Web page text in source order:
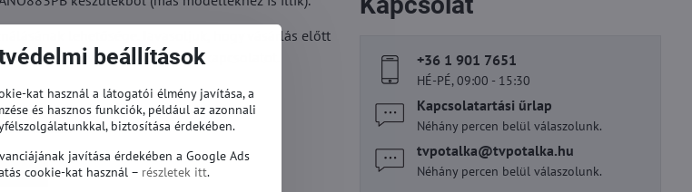
lehetősége. Javasoljuk, hogy vásárlás előtt
kérjük, vegye fel velünk a kapcsolatot.
TV
+36 1 901 7651
HÉ-PÉ, 09:00 - 15:30
Kapcsolatartási űrlap
Néhány percen belül válaszolunk.
tvpotalka​@tvpotalka​.hu
Néhány percen belül válaszolunk.
beállítások
kat használ a látogatói élmény javítása, a
és hasznos funkciók, például az azonnali
biztosítása érdekében.
javítása érdekében a Google Ads
cookie-kat használ – részletek itt.